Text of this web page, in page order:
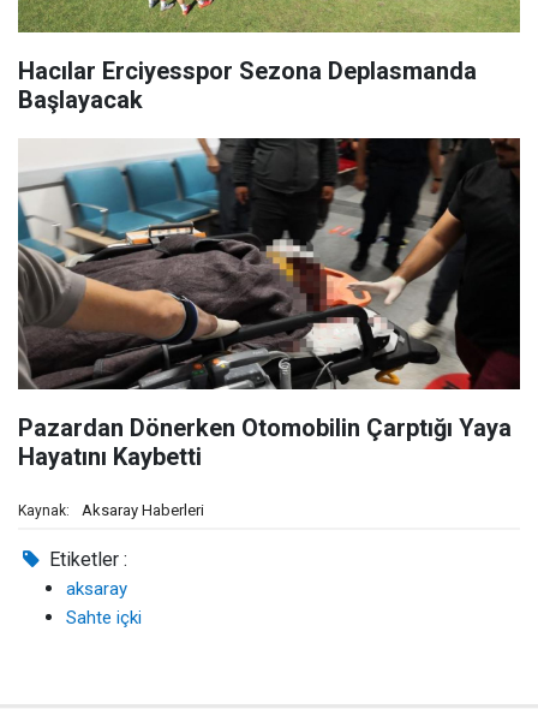
Hacılar Erciyesspor Sezona Deplasmanda
Başlayacak
Pazardan Dönerken Otomobilin Çarptığı Yaya
Hayatını Kaybetti
Kaynak: Aksaray Haberleri
Etiketler :
aksaray
Sahte içki